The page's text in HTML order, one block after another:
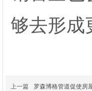
够去形成
上一篇 罗森博格管道促使房